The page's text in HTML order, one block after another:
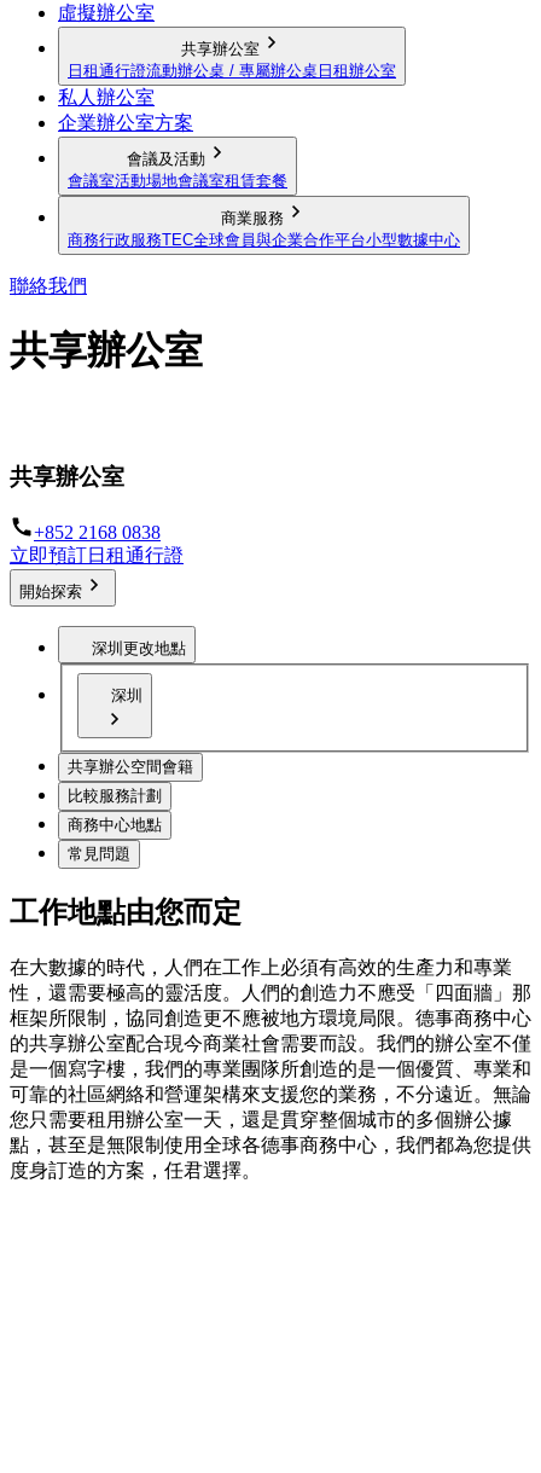
虛擬辦公室
共享辦公室
日租通行證流動辦公桌 / 專屬辦公桌 日租辦公室
私人辦公室
企業辦公室方案
會議及活動
會議室活動場地會議室租賃套餐
商業服務
商務行政服務TEC全球會員與企業合作平台小型數據中心
聯絡我們
共享辦公室
共享辦公室
+852 2168 0838
立即預訂日租通行證
開始探索
深圳 更改地點
深圳
共享辦公空間會籍
比較服務計劃
商務中心地點
常見問題
工作地點由您而定
在大數據的時代，人們在工作上必須有高效的生產力和專業
性，還需要極高的靈活度。人們的創造力不應受「四面牆」那
框架所限制，協同創造更不應被地方環境局限。德事商務中心
的共享辦公室配合現今商業社會需要而設。我們的辦公室不僅
是一個寫字樓，我們的專業團隊所創造的是一個優質、專業和
可靠的社區網絡和營運架構來支援您的業務，不分遠近。無論
您只需要租用辦公室一天，還是貫穿整個城市的多個辦公據
點，甚至是無限制使用全球各德事商務中心，我們都為您提供
度身訂造的方案，任君選擇。